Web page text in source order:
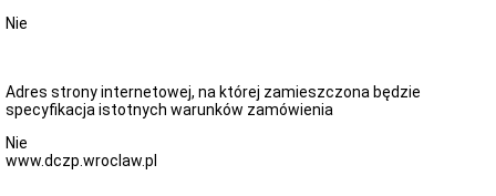
Nie
Adres strony internetowej, na której zamieszczona będzie
specyfikacja istotnych warunków zamówienia
Nie
www.dczp.wroclaw.pl